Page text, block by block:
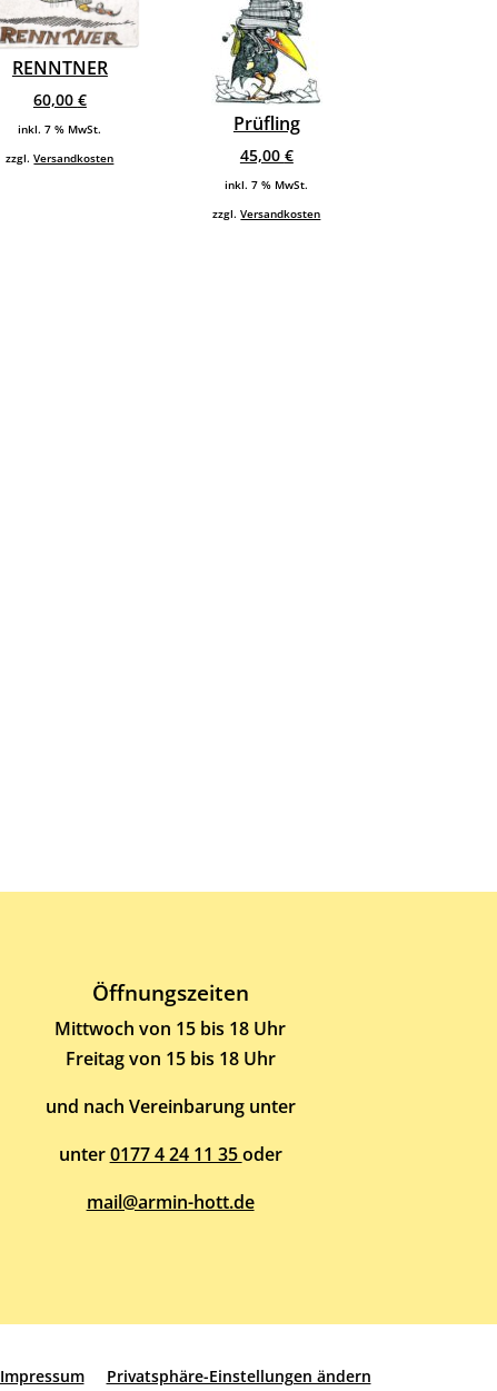
RENNTNER
60,00 €
inkl. 7 % MwSt.
zzgl.Versandkosten
Prüfling
45,00 €
inkl. 7 % MwSt.
zzgl.Versandkosten
Öffnungszeiten
Mittwoch von 15 bis 18 Uhr
Freitag von 15 bis 18 Uhr
und nach Vereinbarung unter
unter0177 4 24 11 35oder
mail@armin-hott.de
Impressum Privatsphäre-Einstellungen ändern